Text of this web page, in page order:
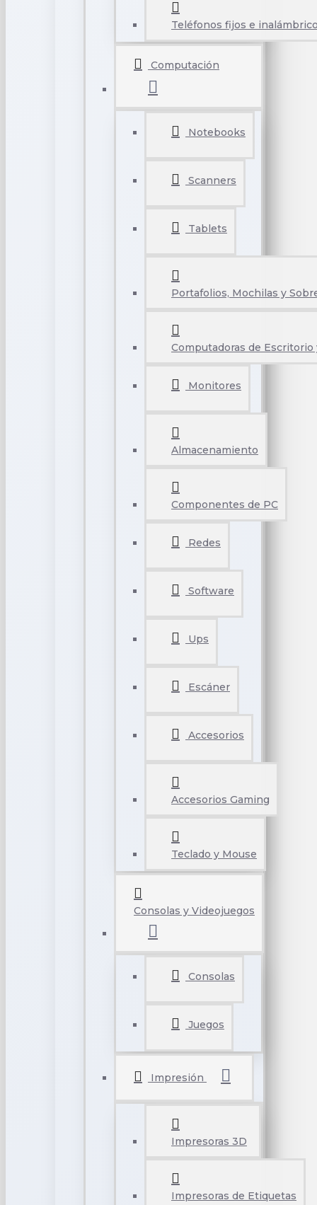
Teléfonos fijos e
Computación
Notebooks
Scanners
Tablets
Portafolios, Mochilas y
Computadoras de Escritorio
Monitores
Almacenamiento
Componentes de PC
Redes
Software
Ups
Escáner
Accesorios
Accesorios Gaming
Teclado y Mouse
Consolas y Videojuegos
Consolas
Juegos
Impresión
Impresoras 3D
Impresoras de Etiquetas